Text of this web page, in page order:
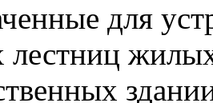
для